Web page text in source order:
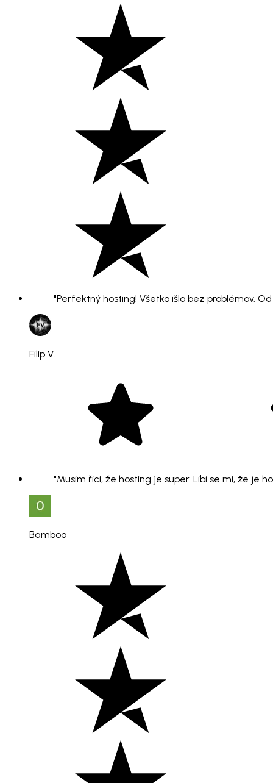
"Perfektný hosting! Všetko išlo bez problémov.
Filip V.
"Musím říci, že hosting je super. Líbí se mi, že je
Bamboo